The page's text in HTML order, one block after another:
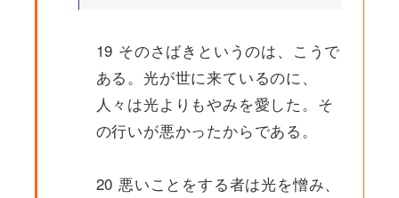
19 そのさばきというのは、こうで
ある。光が世に来ているのに、
人々は光よりもやみを愛した。そ
の行いが悪かったからである。
20 悪いことをする者は光を憎み、